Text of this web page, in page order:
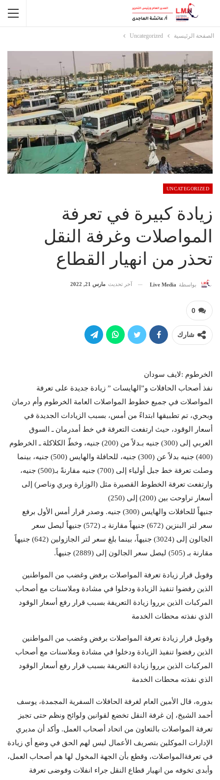
الصفحة الرئيسية Uncategorized
UNCATEGORIZED
زيادة كبيرة في تعرفة
المواصلات وغرفة النقل
تحذر من انهيار القطاع
بواسطة Live Media آخر تحديث مارس 21, 2022
0
شارك
الخرطوم :لايف سودان
نفذ أصحاب الحافلات و”الهايسات ” زيادة جديدة على تعرفة
المواصلات في جميع خطوط المواصلات العامة الخرطوم وأم درمان
وبحري، تم تطبيقها ابتداءً من أمس، بسبب الزيادات الجديدة في
أسعار الوقود، حيث ارتفعت التعرفة في خط أمدرمان ـ السوق
العربي إلى (300) جنيه بـدلاً من (200) جنيه، وخطّ الكلاكلة ـ الخرطوم
(400) جنيه بدلاً عن (300) جنيه، للحافلة والهايس (500) جنيه، بينما
وصلت تعرفة خط جبل أولياء إلى (700) جنيه مقارنةً بـ(500) جنيه،
وارتفعت تعرفة الخطوط القصيرة مثل (الوزارة وبري وناصر) إلى
أسعار تراوحت بين (200) إلى (250)
جنيهاً للحافلات والهايس (300) جنيه. وصدر قرار أمس الأول برفع
سعر لتر البنزين (672) جنيهاً مقارنة بـ (572) جنيهاً ليصل سعر
الجالون إلى (3024) جنيهاً، بينما بلغ سعر لتر الجازولين (642) جنيهاً
مقارنة بـ (505) ليصل سعر الجالون إلى (2889) جنيهاً.
وقوبل قرار زيادة تعرفة المواصلات برفض وغضب من المواطنين
الذين رفضوا تنفيذ الزيادة ودخلوا في مشادة وملاسنات مع أصحاب
المركبات الذين برروا زيادة التعريفة بسبب قرار رفع أسعار الوقود
الذي نفذته محطات الخدمة
وقوبل قرار زيادة تعرفة المواصلات برفض وغضب من المواطنين
الذين رفضوا تنفيذ الزيادة ودخلوا في مشادة وملاسنات مع أصحاب
المركبات الذين برروا زيادة التعريفة بسبب قرار رفع أسعار الوقود
الذي نفذته محطات الخدمة
بدوره، قال الأمين العام لغرفة الحافلات السفرية المجمدة، يوسف
أحمد الشيخ، إن غرفة النقل تخضع لقوانين ولوائح ونظم حتى تجيز
تعرفة المواصلات بالتعاون من اتحاد أصحاب العمل. وأكد أن مديري
الإدارات الموكلين بتصريف الأعمال ليس لهم الحق في وضع أي زيادة
في تعرفةالمواصلات، وقطع بأن الجهة المخول لها هم أصحاب العمل،
وأبدى تخوفه من انهيار قطاع النقل جراء انفلات وفوضى تعرفة